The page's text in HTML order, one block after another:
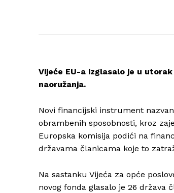
Vijeće EU-a izglasalo je u
naoružanja.
Novi financijski instrument
obrambenih sposobnosti, kroz
Europska komisija podići na
državama članicama koje to
Na sastanku Vijeća za opće
novog fonda glasalo je 26 država